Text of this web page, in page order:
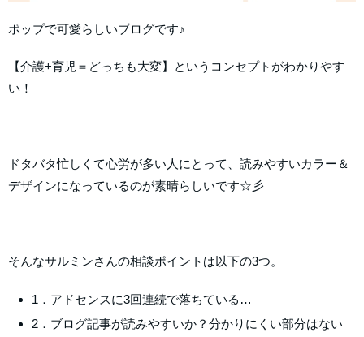
ポップで可愛らしいブログです♪
【介護+育児＝どっちも大変】というコンセプトがわかりやす
い！
ドタバタ忙しくて心労が多い人にとって、読みやすいカラー＆
デザインになっているのが素晴らしいです☆彡
そんなサルミンさんの相談ポイントは以下の3つ。
1．アドセンスに3回連続で落ちている…
2．ブログ記事が読みやすいか？分かりにくい部分はない